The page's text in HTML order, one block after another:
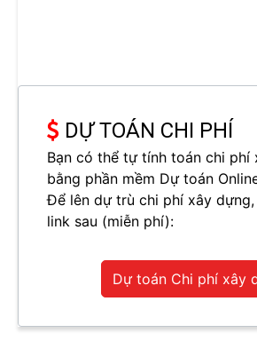
DỰ TOÁN CHI PHÍ
Bạn có thể tự tính toán chi phí
bằng phần mềm Dự toán
Để lên dự trù chi phí xây
link sau (miễn phí):
Dự toán Chi phí xây